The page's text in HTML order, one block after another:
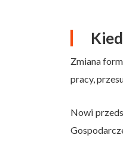
Zmiana
pracy,
Nowi